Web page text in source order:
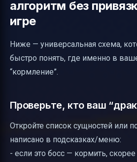
алгоритм без
игре
Ниже — универсальная схема,
быстро понять, где именно в
“кормление”.
Проверьте, кто ваш
Откройте список сущностей или
написано в подсказках/меню:
- если это босс — кормить, скорее